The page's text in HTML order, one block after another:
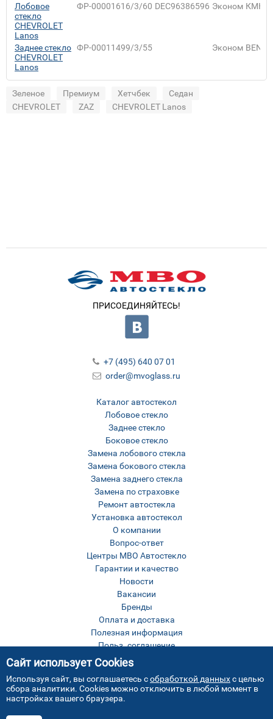
Лобовое
стекло
CHEVROLET
Lanos
ФР-00001616/3/60 DEC96386596 Эконом КМК
Заднее стекло
CHEVROLET
Lanos
ФР-00011499/3/55 Эконом
Зеленое Премиум Хетчбек
Седан
CHEVROLET
ZAZ CHEVROLET Lanos
ПРИСОЕДИНЯЙТЕСЬ!
Каталог автостекол
Лобовое стекло
Заднее стекло
Боковое стекло
Замена лобового стекла
Замена бокового стекла
Замена заднего стекла
Замена по страховке
Ремонт автостекла
Установка автостекол
О компании
Вопрос-ответ
Центры МВО Автостекло
Гарантии и качество
Новости
Вакансии
Бренды
Оплата и доставка
Полезная информация
Польз. соглашение
Оставить отзыв
Карта сайта
+7 (495) 640 07 01
order@mvoglass.ru
Сайт использует Cookies
Используя сайт, вы соглашаетесь собработкой данныхс целью
сбора аналитики. Cookies можно отключить в любой момент в
настройках вашего браузера.